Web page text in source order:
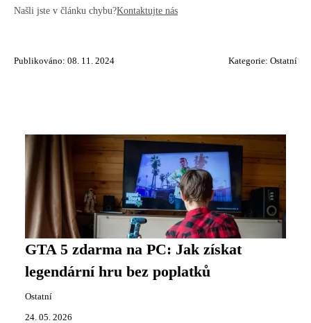
Našli jste v článku chybu?Kontaktujte nás
Publikováno: 08. 11. 2024 Kategorie: Ostatní
GTA 5 zdarma na PC: Jak získat
legendární hru bez poplatků
Ostatní
24. 05. 2026